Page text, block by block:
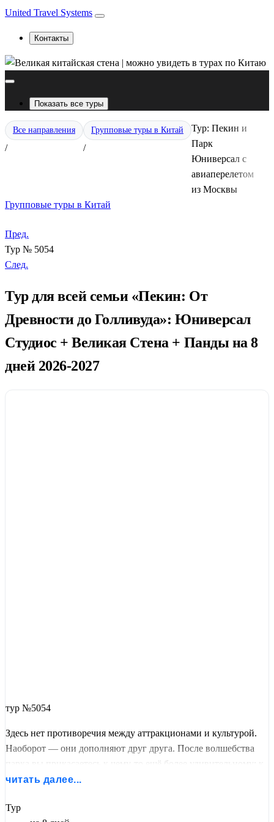
United Travel Systems
Контакты
Показать все туры
Все направления
/
Групповые туры в Китай
/
Тур: Пекин и
Парк
Юниверсал с
авиаперелетом
из Москвы
Групповые туры в Китай
Пред.
Тур № 5054
След.
Тур для всей семьи «Пекин: От
Древности до Голливуда»: Юниверсал
Студиос + Великая Стена + Панды на 8
дней 2026-2027
тур №5054
Здесь нет противоречия между аттракционами и культурой.
Наоборот — они дополняют друг друга. После волшебства
парка вы прикасаетесь к чему-то ещё более удивительному: к
истории, которая длилась тысячелетия. Этот маршрут создан
Представьте: вы в одном дне проходите от волшебной
читать далее...
Тур